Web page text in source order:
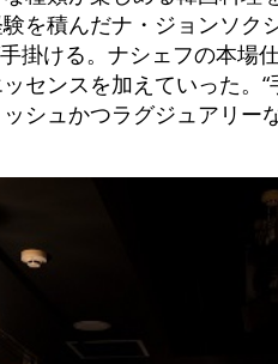
を積んだナ・ジョンソク
掛ける。ナシェフの本場
センスを加えていった。
シュかつラグジュアリー